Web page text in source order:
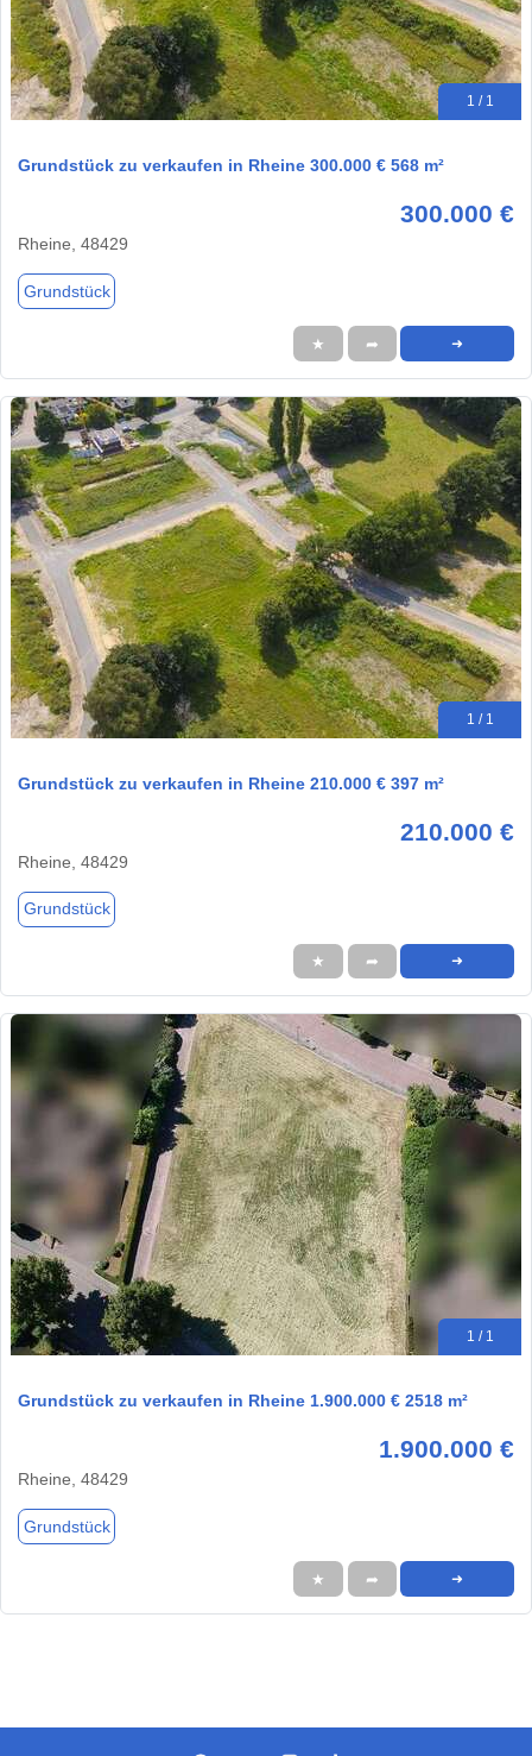
1 / 1
Grundstück zu verkaufen in Rheine 300.000 € 568 m²
300.000 €
Rheine, 48429
Grundstück
★ ➦ ➜
1 / 1
Grundstück zu verkaufen in Rheine 210.000 € 397 m²
210.000 €
Rheine, 48429
Grundstück
★ ➦ ➜
1 / 1
Grundstück zu verkaufen in Rheine 1.900.000 € 2518 m²
1.900.000 €
Rheine, 48429
Grundstück
★ ➦ ➜